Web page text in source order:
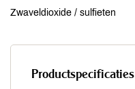
Zwaveldioxide / sulfieten
Productspecificaties